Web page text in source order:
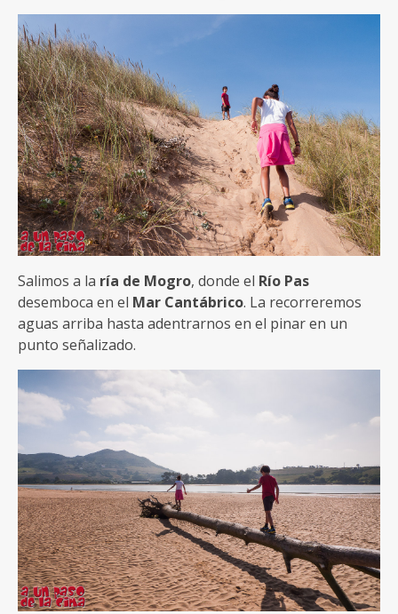
Salimos a la ría de Mogro, donde el Río Pas
desemboca en el Mar Cantábrico. La recorreremos
aguas arriba hasta adentrarnos en el pinar en un
punto señalizado.